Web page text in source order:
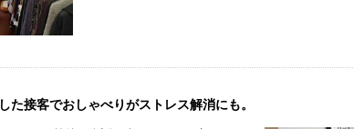
た接客でおしゃべりがストレス解消にも。